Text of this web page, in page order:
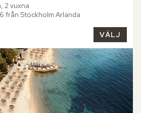
2 vuxna
från Stockholm Arlanda
VÄLJ